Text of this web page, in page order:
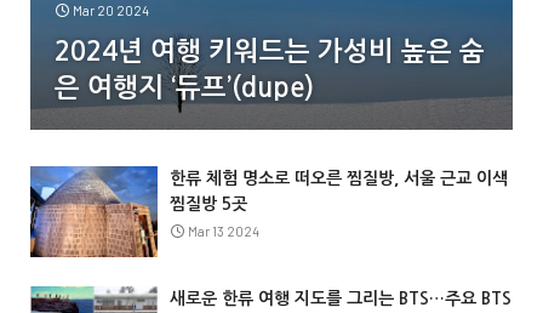
Mar 20 2024
2024년 여행 키워드는 가성비 높은 숨
은 여행지 ‘듀프’(dupe)
한류 체험 명소로 떠오른 찜질방, 서울 근교 이색
찜질방 5곳
Mar 13 2024
새로운 한류 여행 지도를 그리는 BTS…주요 BTS